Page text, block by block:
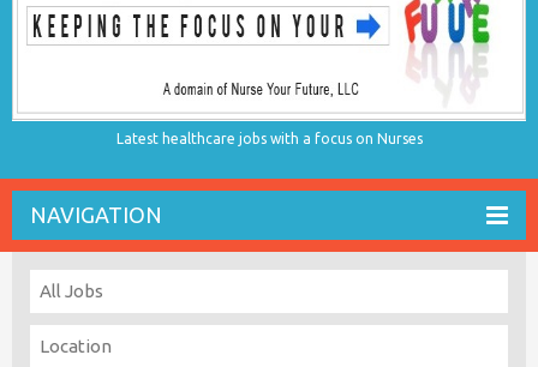
Latest healthcare jobs with a focus on Nurses
NAVIGATION